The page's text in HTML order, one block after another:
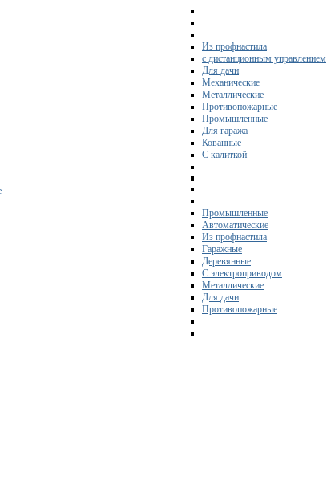
Из профнастила
с дистанционным управлением
Для дачи
Механические
Металлические
Противопожарные
Промышленные
Для гаража
Кованные
С калиткой
Промышленные
Автоматические
Из профнастила
Гаражные
Деревянные
С электроприводом
Металлические
Для дачи
Противопожарные